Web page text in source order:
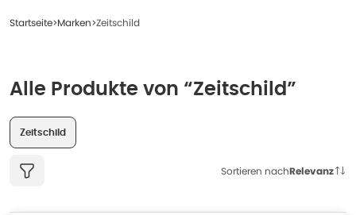
Startseite Marken Zeitschild
Alle Produkte von “Zeitschild”
Zeitschild
Sortieren nachRelevanz